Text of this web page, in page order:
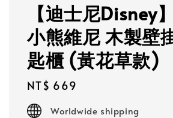
【迪士尼Disney
小熊維尼 木製壁
匙櫃 (黃花草款)
Regular
price
NT$ 669
Worldwide shipping